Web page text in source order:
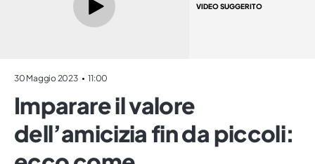
VIDEO SUGGERITO
30 Maggio 2023 11:00
Imparare il valore
dell’amicizia fin da piccoli: